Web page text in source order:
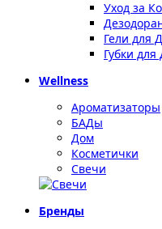
Уход за
Гели для
Губки
Wellness
Ароматизаторы
БАДы
Дом
Косметички
Свечи
Бренды